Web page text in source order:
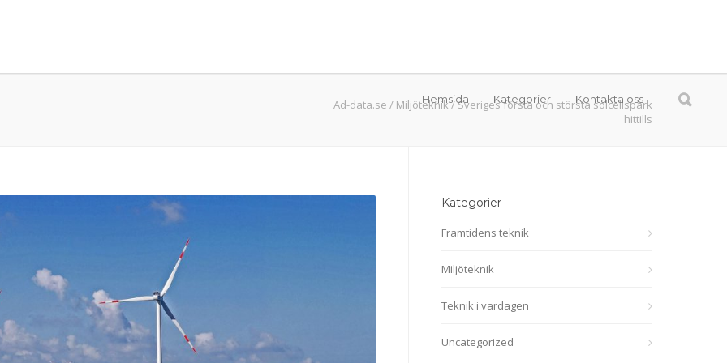
Hemsida Kategorier Kontakta oss
Ad-data.se / Miljöteknik/Sveriges första och största solcellspark
hittills
Kategorier
Framtidens teknik
Miljöteknik
Teknik i vardagen
Uncategorized